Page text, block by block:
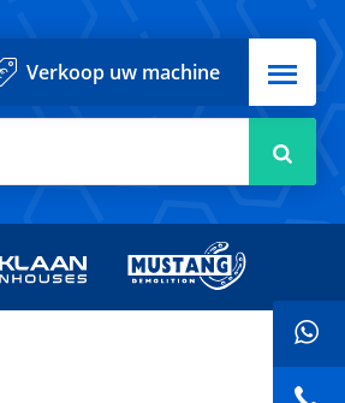
Verkoop uw machine Menu